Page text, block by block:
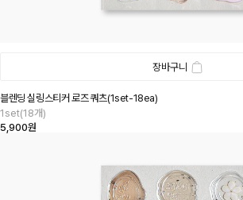
장바구니
블렌딩 실링스티커 로즈 쿼츠(1set-18ea)
1set(18개)
5,900원